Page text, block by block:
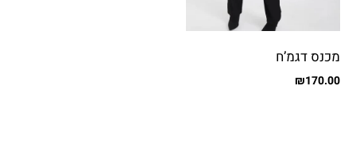
מכנס דגמ’ח
₪170.00